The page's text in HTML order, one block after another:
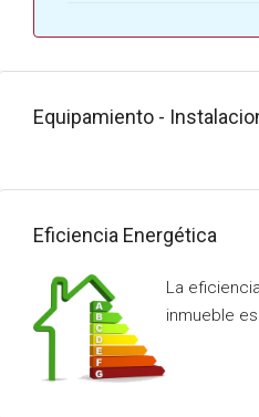
Equipamiento -
Eficiencia Energética
La
inmueble es: